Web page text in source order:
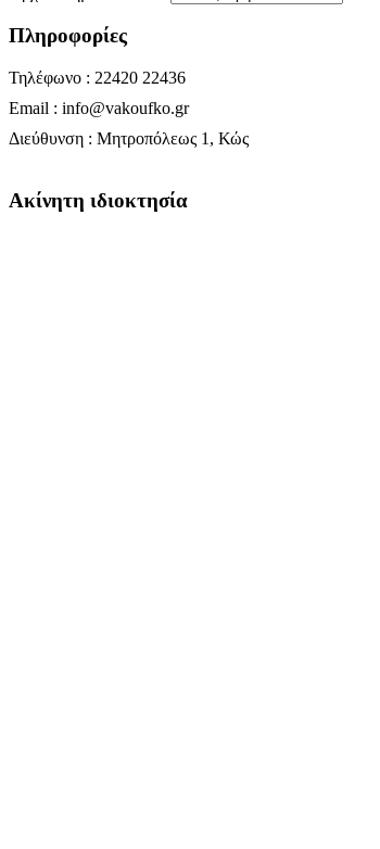
Πληροφορίες
Τηλέφωνο : 22420 22436
Email : info@vakoufko.gr
Διεύθυνση : Μητροπόλεως 1, Κώς
Ακίνητη ιδιοκτησία